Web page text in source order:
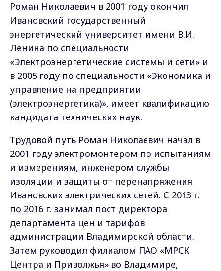
Роман Николаевич в 2001 году окончил
Ивановский государственный
энергетический университет имени В.И.
Ленина по специальности
«Электроэнергетические системы и сети» и
в 2005 году по специальности «Экономика и
управление на предприятии
(электроэнергетика)», имеет квалификацию
кандидата технических наук.
Трудовой путь Роман Николаевич начал в
2001 году электромонтером по испытаниям
и измерениям, инженером службы
изоляции и защиты от перенапряжения
Ивановских электрических сетей. С 2013 г.
по 2016 г. занимал пост директора
департамента цен и тарифов
администрации Владимирской области.
Затем руководил филиалом ПАО «МРСК
Центра и Приволжья» во Владимире,